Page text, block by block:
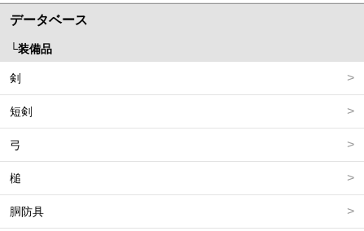
データベース
装備品
剣
短剣
弓
槌
胴防具